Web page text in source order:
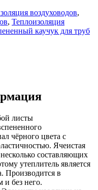
воздуховодов,
, Теплоизоляция
каучук для труб
листы
чёрного цвета с
Ячеистая
составляющих
утеплитель является
Производится в
без него.